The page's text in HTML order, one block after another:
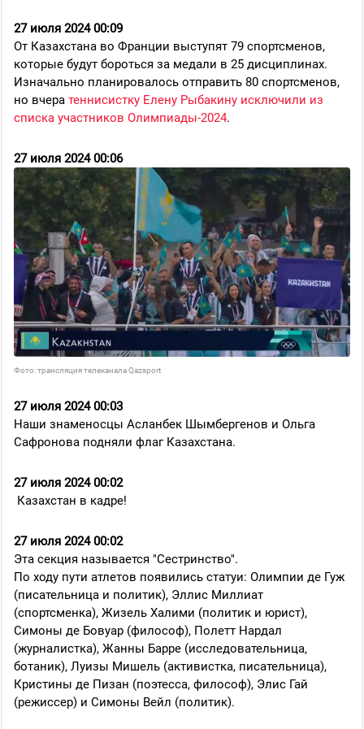
27 июля 2024 00:02
Эта секция называется "Сестринство".
По ходу пути атлетов появились статуи: Олимпии де Гуж
(писательница и политик), Эллис Миллиат
(спортсменка), Жизель Халими (политик и юрист),
Симоны де Бовуар (философ), Полетт Нардал
(журналистка), Жанны Барре (исследовательница,
ботаник), Луизы Мишель (активистка, писательница),
Кристины де Пизан (поэтесса, философ), Элис Гай
(режиссер) и Симоны Вейл (политик).
27 июля 2024 00:02
Казахстан в кадре!
27 июля 2024 00:03
Наши знаменосцы Асланбек Шымбергенов и Ольга
Сафронова подняли флаг Казахстана.
27 июля 2024 00:06
Фото: трансляция телеканала Qazsport
27 июля 2024 00:09
От Казахстана во Франции выступят 79 спортсменов,
которые будут бороться за медали в 25 дисциплинах.
Изначально планировалось отправить 80 спортсменов,
но вчера теннисистку Елену Рыбакину исключили из
списка участников Олимпиады-2024.